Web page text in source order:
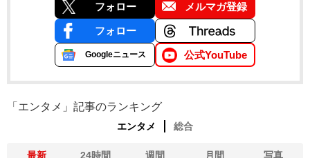
フォロー メルマガ登録
フォロー
Googleニュース 公式YouTube
「エンタメ」記事のランキング
エンタメ 総合
最新 24時間 週間 月間 写真